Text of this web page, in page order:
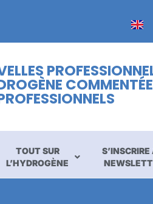
TOUT SUR
L’HYDROGÈNE